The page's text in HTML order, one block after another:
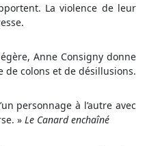
La violence de leur
Anne Consigny donne
colons et de désillusions.
personnage à l’autre avec
» Le Canard enchaîné